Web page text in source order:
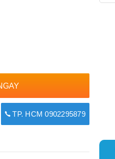
TP. HCM 0902295879